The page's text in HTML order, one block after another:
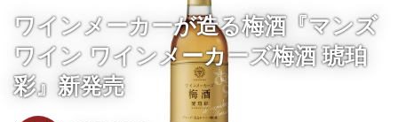
ワインメーカーが造る梅酒『マンズ
ワイン ワインメーカーズ梅酒 琥珀
彩』新発売